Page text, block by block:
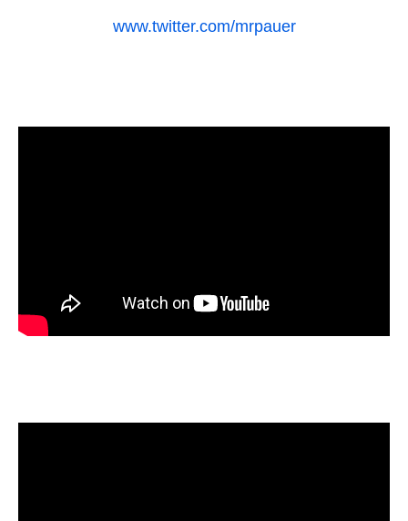
www.twitter.com/mrpauer